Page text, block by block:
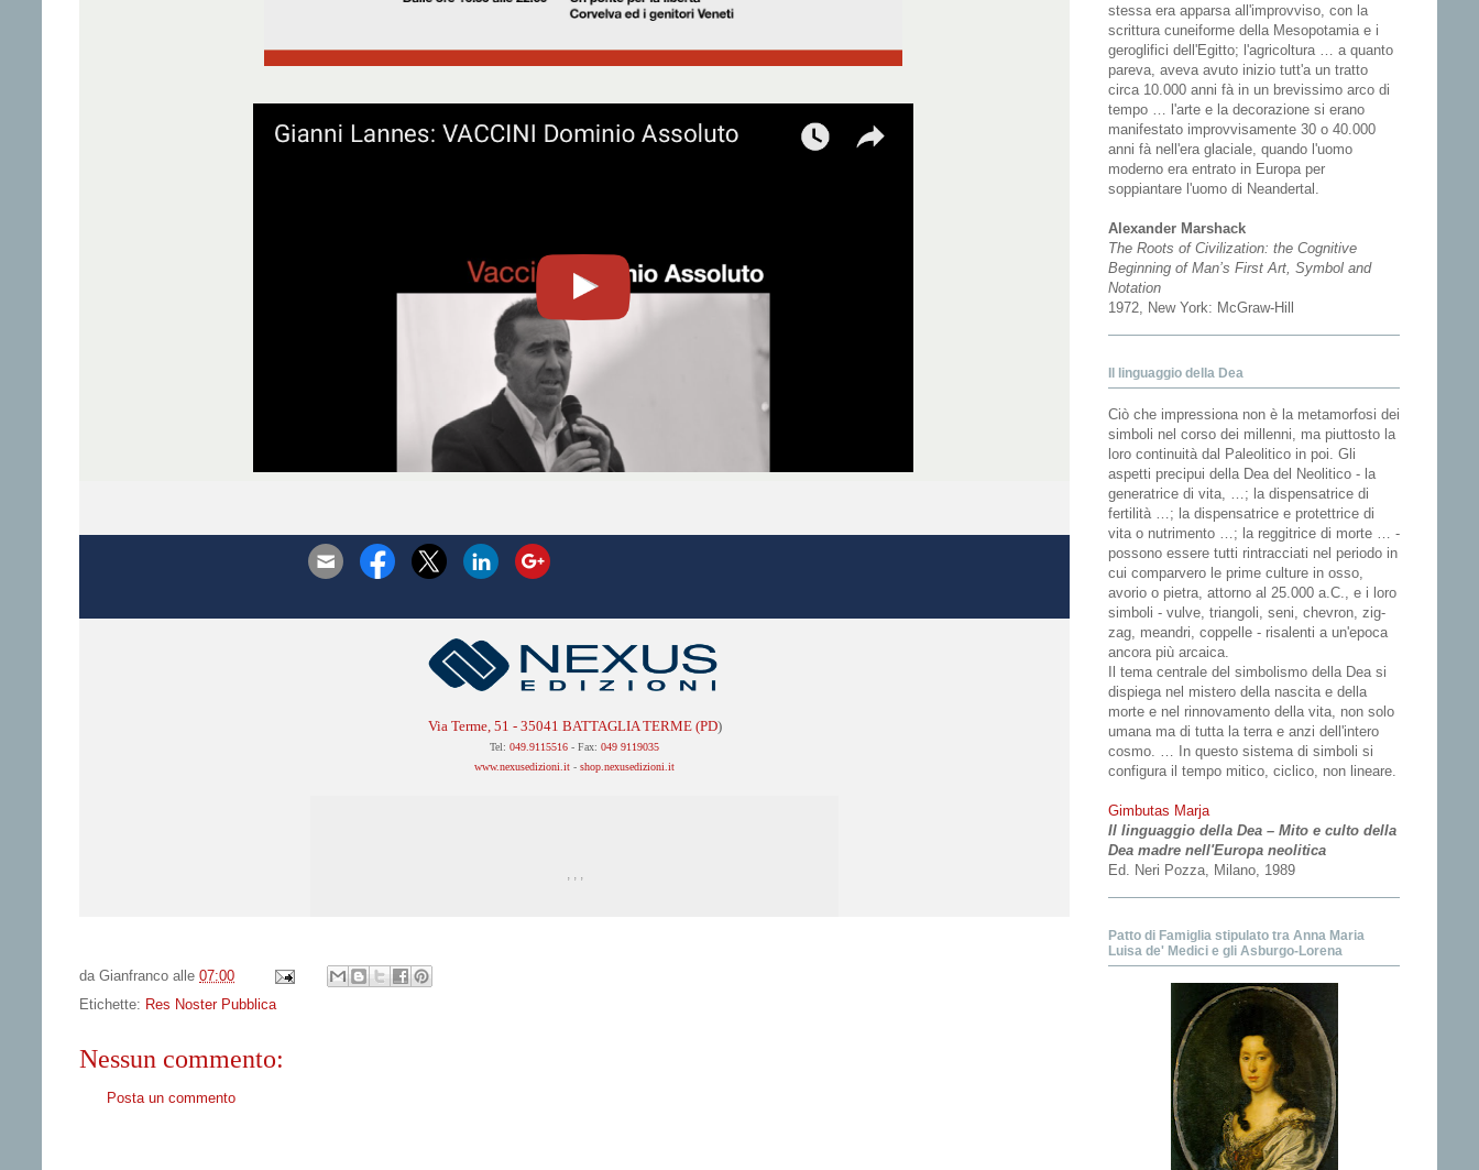
Via Terme, 51 - 35041 BATTAGLIA TERME (PD)
Tel: 049.9115516 - Fax: 049 9119035
www.nexusedizioni.it - shop.nexusedizioni.it
, , ,
da Gianfranco alle 07:00
Etichette: Res Noster Pubblica
Nessun commento:
Posta un commento
stessa era apparsa all'improvviso, con la
scrittura cuneiforme della Mesopotamia e i
geroglifici dell'Egitto; l'agricoltura … a quanto
pareva, aveva avuto inizio tutt'a un tratto
circa 10.000 anni fà in un brevissimo arco di
tempo … l'arte e la decorazione si erano
manifestato improvvisamente 30 o 40.000
anni fà nell'era glaciale, quando l'uomo
moderno era entrato in Europa per
soppiantare l'uomo di Neandertal.
Alexander Marshack
The Roots of Civilization: the Cognitive
Beginning of Man’s First Art, Symbol and
Notation
1972, New York: McGraw-Hill
Il linguaggio della Dea
Ciò che impressiona non è la metamorfosi dei
simboli nel corso dei millenni, ma piuttosto la
loro continuità dal Paleolitico in poi. Gli
aspetti precipui della Dea del Neolitico - la
generatrice di vita, …; la dispensatrice di
fertilità …; la dispensatrice e protettrice di
vita o nutrimento …; la reggitrice di morte … -
possono essere tutti rintracciati nel periodo in
cui comparvero le prime culture in osso,
avorio o pietra, attorno al 25.000 a.C., e i loro
simboli - vulve, triangoli, seni, chevron, zig-
zag, meandri, coppelle - risalenti a un'epoca
ancora più arcaica.
Il tema centrale del simbolismo della Dea si
dispiega nel mistero della nascita e della
morte e nel rinnovamento della vita, non solo
umana ma di tutta la terra e anzi dell'intero
cosmo. … In questo sistema di simboli si
configura il tempo mitico, ciclico, non lineare.
Gimbutas Marja
Il linguaggio della Dea – Mito e culto della
Dea madre nell'Europa neolitica
Ed. Neri Pozza, Milano, 1989
Patto di Famiglia stipulato tra Anna Maria
Luisa de' Medici e gli Asburgo-Lorena